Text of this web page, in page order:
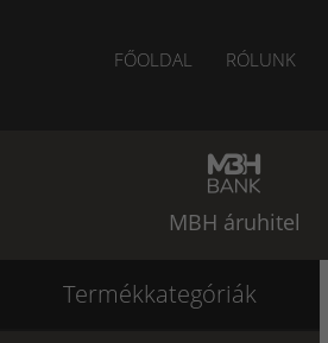
FŐOLDAL RÓLUNK
MBH áruhitel
Termékkategóriák